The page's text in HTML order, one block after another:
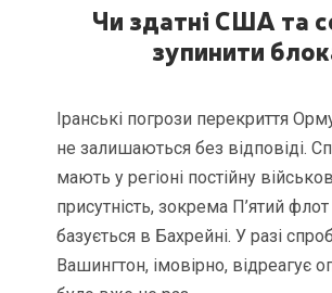
Чи здатні США та
зупинити
Іранські погрози перекриття
не залишаються без відповіді.
мають у регіоні постійну
присутність, зокрема П’ятий
базується в Бахрейні. У разі
Вашингтон, імовірно, відреагує